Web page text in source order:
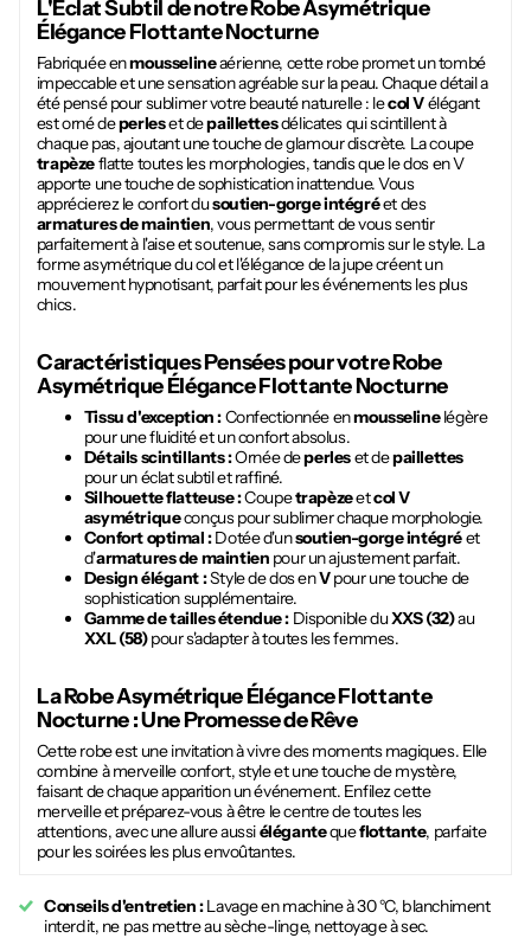
L'Éclat Subtil de notre Robe Asymétrique
Élégance Flottante Nocturne
Fabriquée enmousselineaérienne, cette robe promet un tombé
impeccable et une sensation agréable sur la peau. Chaque détail a
été pensé pour sublimer votre beauté naturelle : lecol Vélégant
est orné deperleset depaillettesdélicates qui scintillent à
chaque pas, ajoutant une touche de glamour discrète. La coupe
trapèzeflatte toutes les morphologies, tandis que le dos en V
apporte une touche de sophistication inattendue. Vous
apprécierez le confort dusoutien-gorge intégréet des
armatures de maintien, vous permettant de vous sentir
parfaitement à l'aise et soutenue, sans compromis sur le style. La
forme asymétrique du col et l'élégance de la jupe créent un
mouvement hypnotisant, parfait pour les événements les plus
chics.
Caractéristiques Pensées pour votreRobe
Asymétrique Élégance Flottante Nocturne
Tissu d'exception :Confectionnée enmousselinelégère
pour une fluidité et un confort absolus.
Détails scintillants :Ornée deperleset depaillettes
pour un éclat subtil et raffiné.
Silhouette flatteuse :Coupetrapèzeetcol V
asymétriqueconçus pour sublimer chaque morphologie.
Confort optimal :Dotée d'unsoutien-gorge intégréet
d'armatures de maintien pour un ajustement parfait.
Design élégant :Style de dos enVpour une touche de
sophistication supplémentaire.
Gamme de tailles étendue : Disponible duXXS (32)au
XXL (58)pour s'adapter à toutes les femmes.
LaRobe Asymétrique Élégance Flottante
Nocturne: Une Promesse de Rêve
Cette robe est une invitation à vivre des moments magiques. Elle
combine à merveille confort, style et une touche de mystère,
faisant de chaque apparition un événement. Enfilez cette
merveille et préparez-vous à être le centre de toutes les
attentions, avec une allure aussiélégantequeflottante, parfaite
pour les soirées les plus envoûtantes.
Conseils d'entretien :Lavage en machine à 30 °C, blanchiment
interdit, ne pas mettre au sèche-linge, nettoyage à sec.